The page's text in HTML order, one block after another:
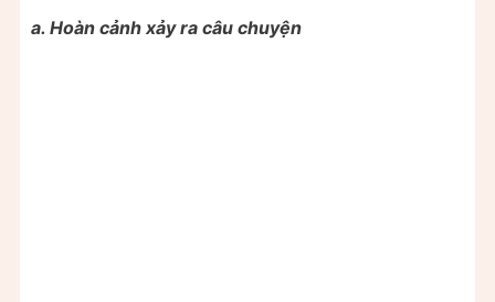
a. Hoàn cảnh xảy ra câu chuyện